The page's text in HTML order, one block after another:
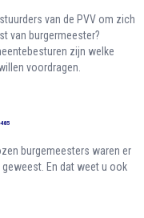
van de PVV om zich
van burgermeester?
zijn welke
voordragen.
burgemeesters waren er
En dat weet u ook